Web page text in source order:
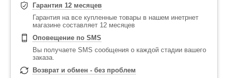
Гарантия 12 месяцев
Гарантия на все купленные товары в нашем инетрнет
магазине составляет 12 месяцев
Оповещение по SMS
Вы получаете SMS сообщения о каждой стадии вашего
заказа.
Возврат и обмен - без проблем